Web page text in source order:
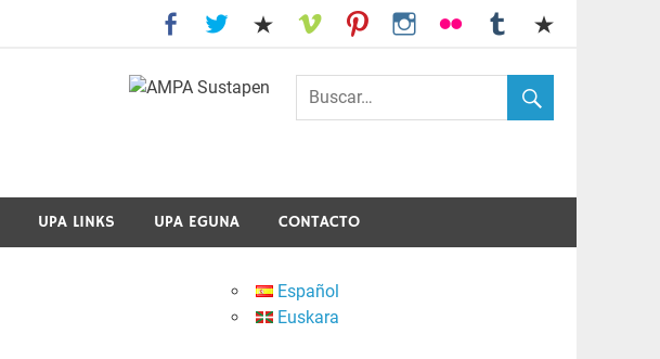
UPA LINKS UPA EGUNA CONTACTO
Español
Euskara